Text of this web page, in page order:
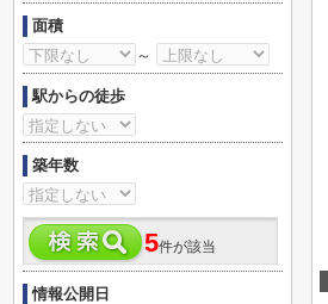
面積
～
駅からの徒歩
築年数
5件が該当
情報公開日